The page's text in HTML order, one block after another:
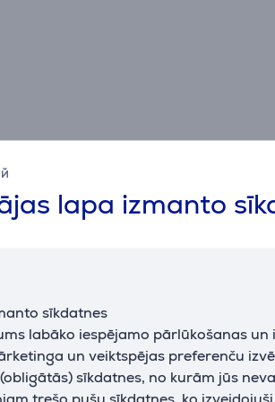
lapa izmanto
sīkdatnes
labāko iespējamo pārlūkošanas un
un veiktspējas preferenču
sīkdatnes, no kurām jūs
trešo pušu sīkdatnes, ko
Specifikācija
savietojams
ražotājs